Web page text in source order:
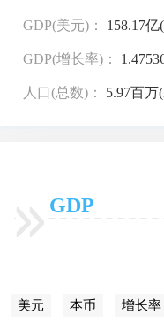
GDP(美元)： 158.17亿
GDP(增长率)：
人口(总数)： 5.97百万
GDP
美元 本币 增长率